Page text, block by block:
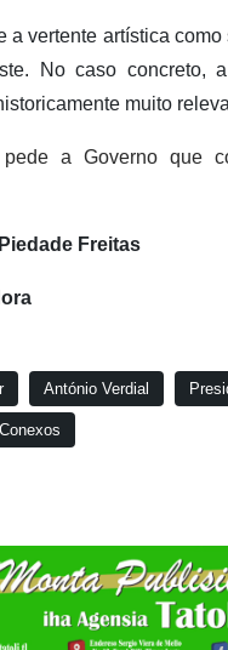
vertente artística
No caso
muito
a Governo que
Freitas
António Verdial